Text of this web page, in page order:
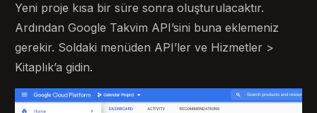
Yeni proje kısa bir süre sonra oluşturulacaktır.
Ardından Google Takvim API’sini buna eklemeniz
gerekir. Soldaki menüden API’ler ve Hizmetler >
Kitaplık’a gidin.